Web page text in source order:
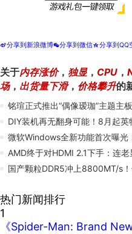
t分享到新浪微博w分享到微信z分享到QQ
关于内存涨价， 独显， CPU ，
场， 出货量下滑， 价格攀升的
微软Windows全新功能首次曝光
AMD终于对HDMI 2.1下手：连
热门新闻排行
1
《Spider-Man: Brand